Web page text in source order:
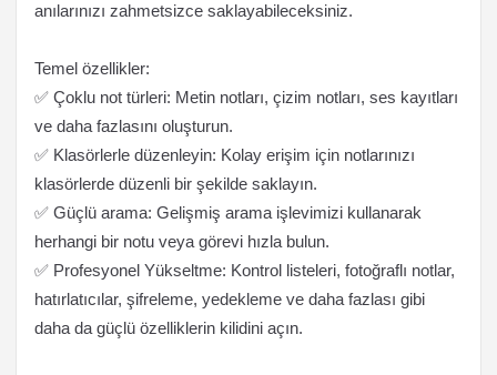
anılarınızı zahmetsizce saklayabileceksiniz.
Temel özellikler:
✅ Çoklu not türleri: Metin notları, çizim notları, ses kayıtları
ve daha fazlasını oluşturun.
✅ Klasörlerle düzenleyin: Kolay erişim için notlarınızı
klasörlerde düzenli bir şekilde saklayın.
✅ Güçlü arama: Gelişmiş arama işlevimizi kullanarak
herhangi bir notu veya görevi hızla bulun.
✅ Profesyonel Yükseltme: Kontrol listeleri, fotoğraflı notlar,
hatırlatıcılar, şifreleme, yedekleme ve daha fazlası gibi
daha da güçlü özelliklerin kilidini açın.